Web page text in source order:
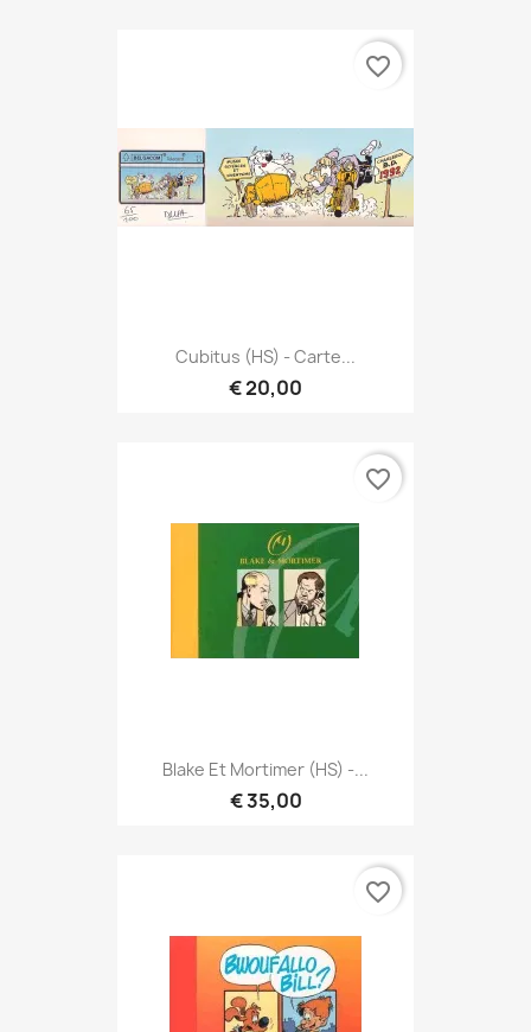
Cubitus (HS) - Carte...
€ 20,00
favorite_border
Blake Et Mortimer (HS) -...
€ 35,00
favorite_border
favorite_border